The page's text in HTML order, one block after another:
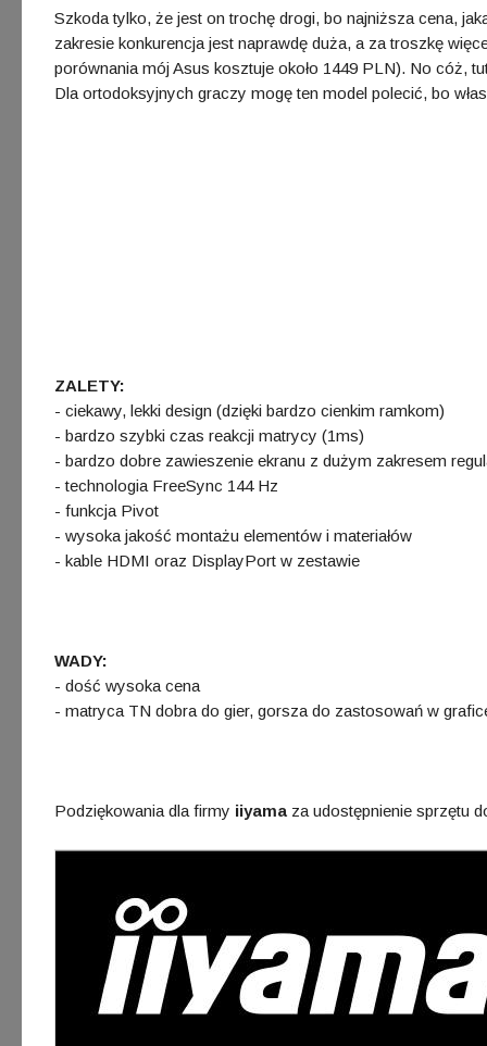
Szkoda tylko, że jest on trochę drogi, bo najniższa cena,
zakresie konkurencja jest naprawdę duża, a za troszkę
porównania mój Asus kosztuje około 1449 PLN). No cóż,
Dla ortodoksyjnych graczy mogę ten model polecić, bo
ZALETY:
- ciekawy, lekki design (dzięki bardzo cienkim ramkom)
- bardzo szybki czas reakcji matrycy (1ms)
- bardzo dobre zawieszenie ekranu z dużym zakresem
- technologia FreeSync 144 Hz
- funkcja Pivot
- wysoka jakość montażu elementów i materiałów
- kable HDMI oraz DisplayPort w zestawie
WADY:
- dość wysoka cena
- matryca TN dobra do gier, gorsza do zastosowań w
Podziękowania dla firmy iiyama za udostępnienie sprzętu